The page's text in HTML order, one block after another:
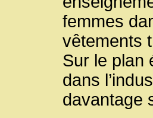
femmes
vêtements
Sur le plan
dans
davantage